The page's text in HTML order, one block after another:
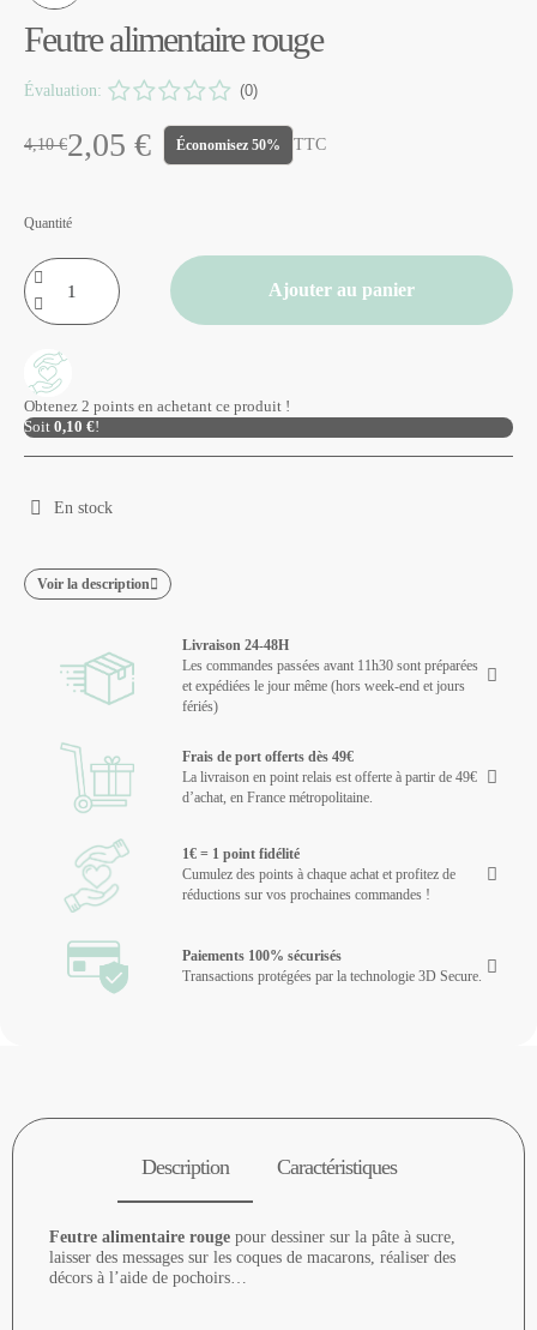
Feutre alimentaire rouge
Évaluation: (0)
4,10 €2,05 € Économisez 50% TTC
Quantité
Ajouter au panier
Obtenez 2 points en achetant ce produit !
Soit 0,10 €!
En stock
Voir la description
Livraison 24-48H
Les commandes passées avant 11h30 sont préparées
et expédiées le jour même (hors week-end et jours
fériés)
Frais de port offerts dès 49€
La livraison en point relais est offerte à partir de 49€
d’achat, en France métropolitaine.
1€ = 1 point fidélité
Cumulez des points à chaque achat et profitez de
réductions sur vos prochaines commandes !
Paiements 100% sécurisés
Transactions protégées par la technologie 3D Secure.
Description Caractéristiques
Feutre alimentaire rouge pour dessiner sur la pâte à sucre,
laisser des messages sur les coques de macarons, réaliser des
décors à l’aide de pochoirs…